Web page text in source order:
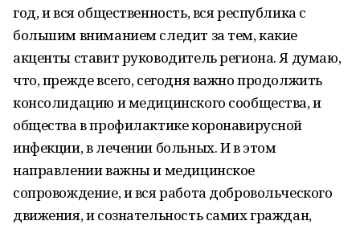
год, и вся общественность, вся республика с
большим вниманием следит за тем, какие
акценты ставит руководитель региона. Я думаю,
что, прежде всего, сегодня важно продолжить
консолидацию и медицинского сообщества, и
общества в профилактике коронавирусной
инфекции, в лечении больных. И в этом
направлении важны и медицинское
сопровождение, и вся работа добровольческого
движения, и сознательность самих граждан,